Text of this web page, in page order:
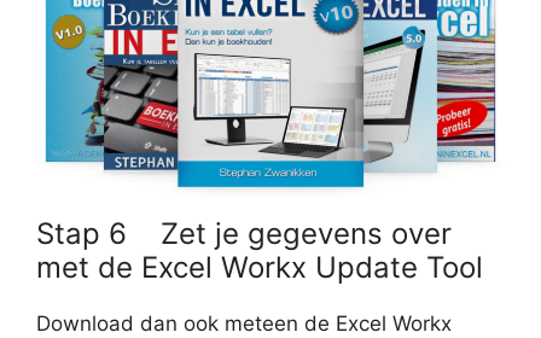
Stap 6 Zet je gegevens over
met de Excel Workx Update Tool
Download dan ook meteen de Excel Workx